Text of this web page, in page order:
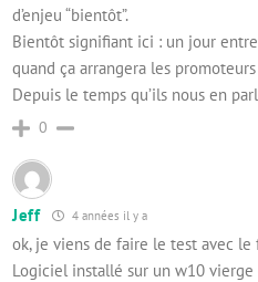
d’enjeu “bientôt”.
Bientôt signifiant ici : un jour
quand ça arrangera les promoteurs
Depuis le temps qu’ils nous en
0
Jeff 4 années il y a
ok, je viens de faire le test avec
Logiciel installé sur un w10